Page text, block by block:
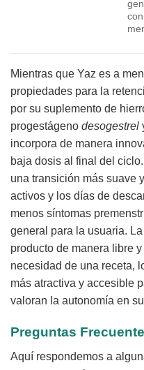
Mientras que Yaz es a
propiedades para la
por su suplemento de
progestágeno desogestrel
incorpora de manera
baja dosis al final del
una transición más suave
activos y los días de
menos síntomas
general para la usuaria.
producto de manera libre
necesidad de una receta,
más atractiva y accesible
valoran la autonomía en
Preguntas
Aquí respondemos a